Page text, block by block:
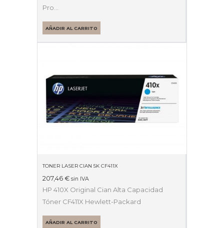
Pro…
AÑADIR AL CARRITO
TONER LASER CIAN 5K CF411X
207,46 € sin IVA
HP 410X Original Cian Alta Capacidad
Tóner CF411X Hewlett-Packard
AÑADIR AL CARRITO